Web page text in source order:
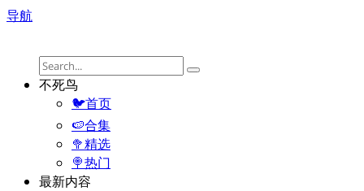
导航
不死鸟
🐦首页
🍉合集
🥦精选
🍭热门
最新内容